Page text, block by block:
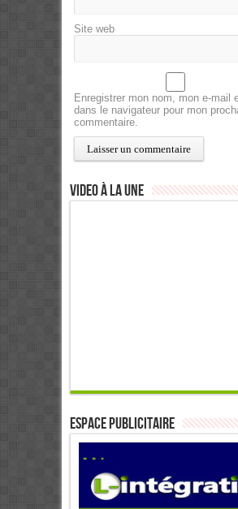
Site web
Enregistrer mon nom, mon e-mail
dans le navigateur pour mon
commentaire.
Video à la Une
ESPACE PUBLICITAIRE